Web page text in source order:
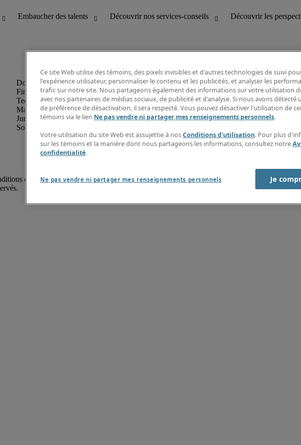
Finance et comptabilité
Technologie
Marketing et création
Juridique
Soutien administratif et à la clientèle
Découvrir les perspectives
Répertoire d’emplois
Guide salarial
Rapports de temps
Contactez-nous
d’utilisation Rapport sur l'esclavage moderne
Ce site Web utilise des témoins, des pixels invisibles et d'autres technologies de suivi
l'expérience utilisateur, personnaliser le contenu et les publicités, et analyser les
trafic sur notre site. Nous partageons également des informations sur votre utilisation
avec nos partenaires de médias sociaux, de publicité et d'analyse. Si nous avons détecté
de préférence de désactivation, il sera respecté. Vous pouvez désactiver l'utilisation de
témoins via le lien Ne pas vendre ni partager mes renseignements personnels.
Votre utilisation du site Web est assujettie à nosConditions d'utilisation. Pour plus
sur les témoins et la manière dont nous partageons les informations, consultez notre
confidentialité.
Ne pas vendre ni partager mes renseignements personnels Je